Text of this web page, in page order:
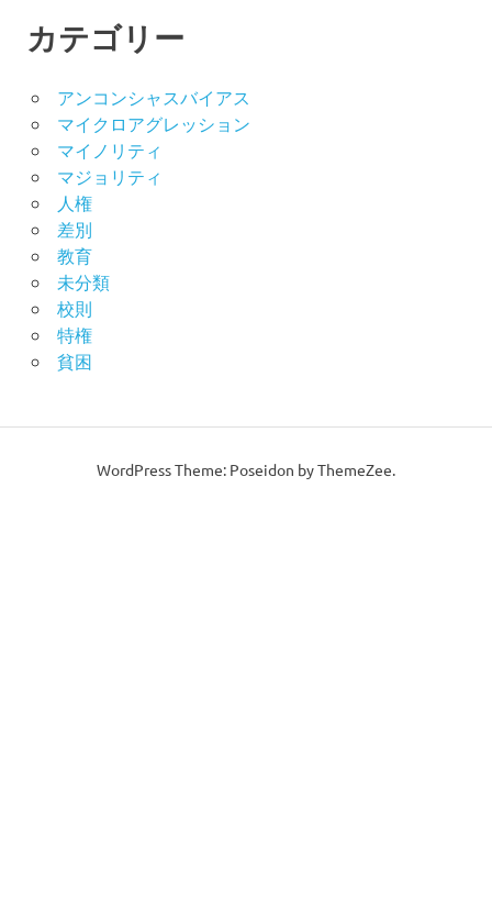
カテゴリー
アンコンシャスバイアス
マイクロアグレッション
マイノリティ
マジョリティ
人権
差別
教育
未分類
校則
特権
貧困
WordPress Theme: Poseidon by ThemeZee.